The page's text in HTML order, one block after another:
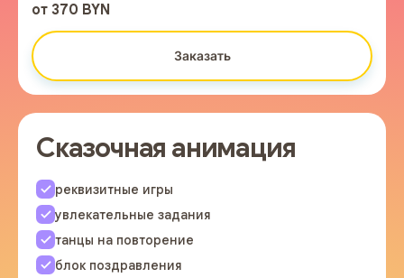
от 370 BYN
Заказать
Сказочная анимация
реквизитные игры
увлекательные задания
танцы на повторение
блок поздравления